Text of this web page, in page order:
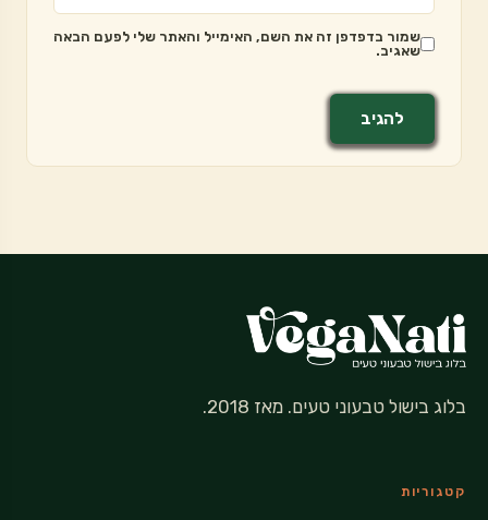
שמור בדפדפן זה את השם, האימייל והאתר שלי לפעם הבאה
שאגיב.
בלוג בישול טבעוני טעים. מאז 2018.
קטגוריות